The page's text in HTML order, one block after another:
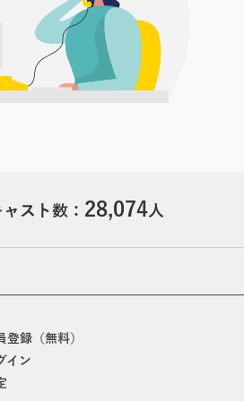
スト数： 28,074人
登録（無料）
イン